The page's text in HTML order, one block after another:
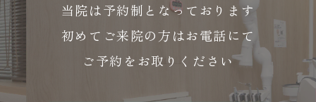
当院は予約制となっております
初めてご来院の方はお電話にて
ご予約をお取りください